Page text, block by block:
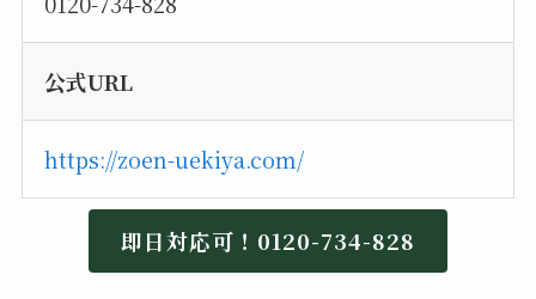
公式URL
https://zoen-uekiya.com/
即日対応可！0120-734-828